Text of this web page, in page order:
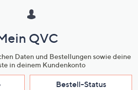
QVC
Daten und Bestellungen sowie deine
in deinem Kundenkonto
Bestell-Status